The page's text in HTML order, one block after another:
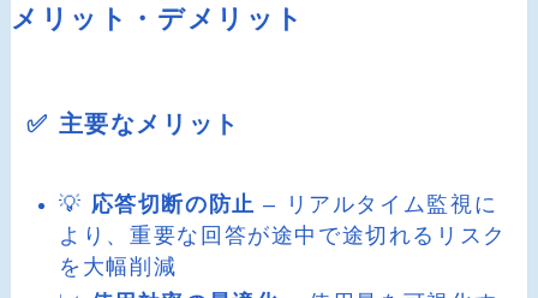
メリット・デメリット
✅ 主要なメリット
💡 応答切断の防止 – リアルタイム監視に
より、重要な回答が途中で途切れるリスク
を大幅削減